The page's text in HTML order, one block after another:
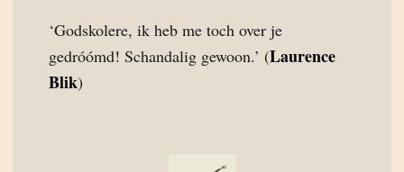
‘Godskolere, ik heb me toch over je
gedróómd! Schandalig gewoon.’ (Laurence
Blik)